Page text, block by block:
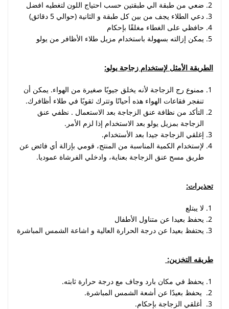
ضعي من طبقة الي طبقتين حسب احتياج اللون لتغطيه افضل
دعي الطلاء يجف من بين كل طبقة و الثانية (حوالي 5 دقائق)
حافظي على الغطاء مغلقًا بإحكام
يمكن إزالته بسهولة باستخدام مزيل طلاء الأظافر من يولو
الطريقة الأمثل لإستخدام زجاجة يولو:
ممنوع رج الزجاجة لأنه يخلق جيوبًا صغيرة من الهواء. يمكن أن
تنفجر فقاعات الهواء هذه أحيانًا وتترك ثقوبًا في طلاء أظافرك.
التأكد من نظافة عنق الزجاجة بعد الاستعمال . نظفي عنق
الزجاجة بمزيل يولو بعد الاستخدام إذا لزم الأمر.
إغلقي الزجاجة جيدا بعد الأستخدام.
لإستخدام الكمية المناسبة من المنتج، قومي بإزالة أي فائض عن
طريق مسح عنق الزجاجة بعناية، وادخلي الفرشاة عموديا.
تحذيرات:
لا يبتلع
يحفظ بعيدا عن متناول الأطفال
يحتفظ بعيدا عن درجة الحرارة العالية و اشاعة الشمس المباشرة
طريقه التخزين:
يحفظ في مكان بارد وجاف مع درجة حرارة ثابته.
يحفظ بعيدًا عن أشعة الشمس المباشرة.
أغلقي الزجاجة بإحكام.